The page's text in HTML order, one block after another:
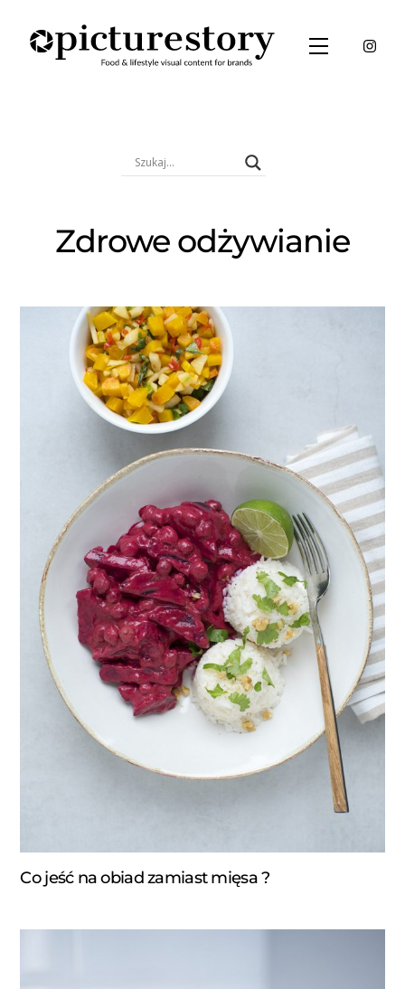
content
Menu
Zdrowe odżywianie
Co jeść na obiad zamiast mięsa ?